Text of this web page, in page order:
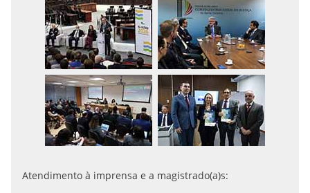
Atendimento à imprensa e a magistrado(a)s: